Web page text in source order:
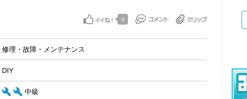
0
修理・故障・メンテナンス
DIY
中級